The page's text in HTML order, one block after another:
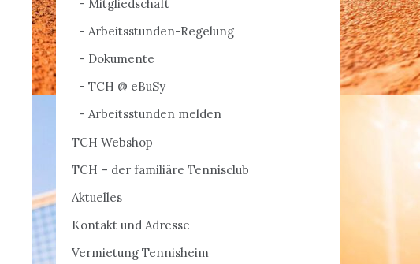
Mitgliedschaft
Arbeitsstunden-Regelung
Dokumente
TCH @ eBuSy
Arbeitsstunden melden
TCH Webshop
TCH – der familiäre Tennisclub
Aktuelles
Kontakt und Adresse
Vermietung Tennisheim